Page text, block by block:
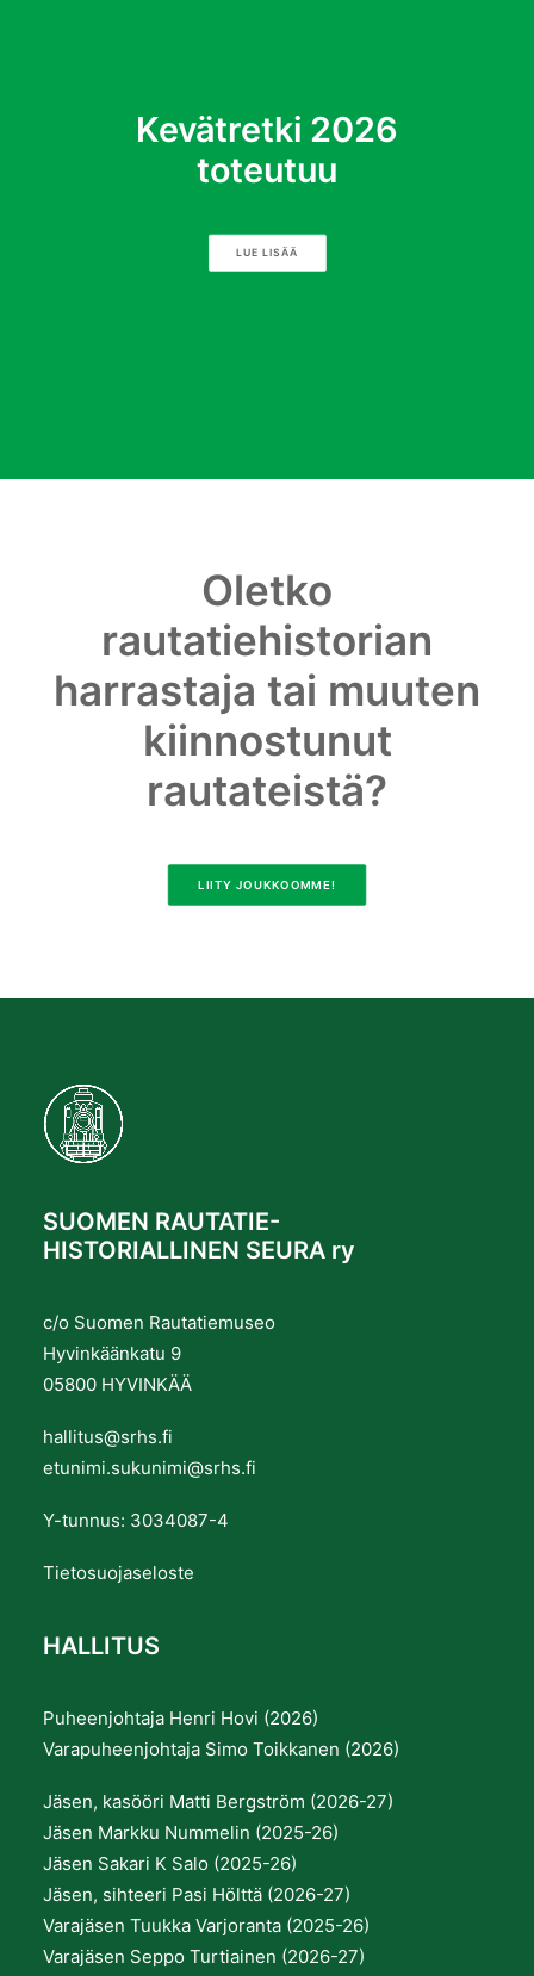
Kevätretki 2026
toteutuu
LUE LISÄÄ
Oletko
rautatiehistorian
harrastaja tai muuten
kiinnostunut
rautateistä?
LIITY JOUKKOOMME!
SUOMEN RAUTATIE-
HISTORIALLINEN SEURA ry
c/o Suomen Rautatiemuseo
Hyvinkäänkatu 9
05800 HYVINKÄÄ
hallitus@srhs.fi
etunimi.sukunimi@srhs.fi
Y-tunnus: 3034087-4
Tietosuojaseloste
HALLITUS
Puheenjohtaja Henri Hovi (2026)
Varapuheenjohtaja Simo Toikkanen (2026)
Jäsen, kasööri Matti Bergström (2026-27)
Jäsen Markku Nummelin (2025-26)
Jäsen Sakari K Salo (2025-26)
Jäsen, sihteeri Pasi Hölttä (2026-27)
Varajäsen Tuukka Varjoranta (2025-26)
Varajäsen Seppo Turtiainen (2026-27)